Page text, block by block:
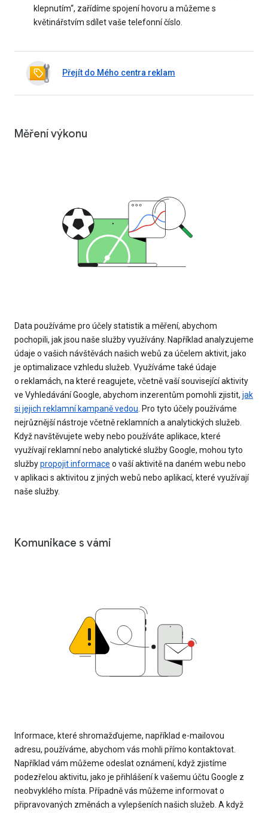
klepnutím“, zařídíme spojení hovoru a můžeme s
květinářstvím sdílet vaše telefonní číslo.
Přejít do Mého centra reklam
Měření výkonu
Data používáme pro účely statistik a měření, abychom
pochopili, jak jsou naše služby využívány. Například analyzujeme
údaje o vašich návštěvách našich webů za účelem aktivit, jako
je optimalizace vzhledu služeb. Využíváme také údaje
o reklamách, na které reagujete, včetně vaší související aktivity
ve Vyhledávání Google, abychom inzerentům pomohli zjistit, jak
si jejich reklamní kampaně vedou. Pro tyto účely používáme
nejrůznější nástroje včetně reklamních a analytických služeb.
Když navštěvujete weby nebo používáte aplikace, které
využívají reklamní nebo analytické služby Google, mohou tyto
službypropojit informace o vaší aktivitě na daném webu nebo
v aplikaci s aktivitou z jiných webů nebo aplikací, které využívají
naše služby.
Komunikace s vámi
Informace, které shromažďujeme, například e-mailovou
adresu, používáme, abychom vás mohli přímo kontaktovat.
Například vám můžeme odeslat oznámení, když zjistíme
podezřelou aktivitu, jako je přihlášení k vašemu účtu Google z
neobvyklého místa. Případně vás můžeme informovat o
připravovaných změnách a vylepšeních našich služeb. A když